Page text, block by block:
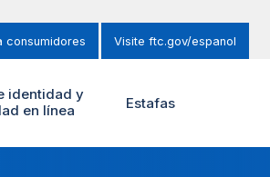
consumidores Visite ftc.gov/espanol
identidad y
en línea
Estafas